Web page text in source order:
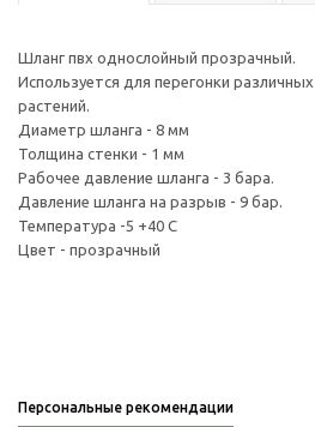
Шланг пвх однослойный прозрачный.
Используется для перегонки
растений.
Диаметр шланга - 8 мм
Толщина стенки - 1 мм
Рабочее давление шланга - 3 бара.
Давление шланга на разрыв - 9 бар.
Температура -5 +40 C
Цвет - прозрачный
Персональные рекомендации